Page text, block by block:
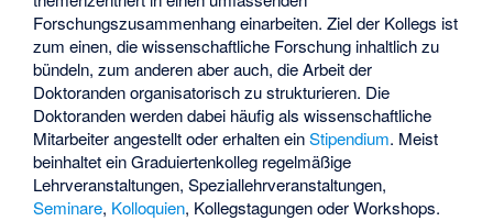
Forschungszusammenhang einarbeiten. Ziel der Kollegs ist
zum einen, die wissenschaftliche Forschung inhaltlich zu
bündeln, zum anderen aber auch, die Arbeit der
Doktoranden organisatorisch zu strukturieren. Die
Doktoranden werden dabei häufig als wissenschaftliche
Mitarbeiter angestellt oder erhalten einStipendium. Meist
beinhaltet ein Graduiertenkolleg regelmäßige
Lehrveranstaltungen, Speziallehrveranstaltungen,
Seminare, Kolloquien, Kollegstagungen oder Workshops.